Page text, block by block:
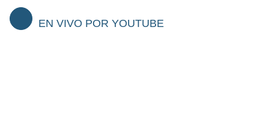
EN VIVO POR YOUTUBE